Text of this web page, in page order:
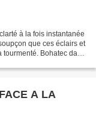
à la fois instantanée
que ces éclairs et
tourmenté. Bohatec dans
A LA